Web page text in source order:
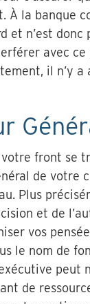
À la banque
et n’est
avec ce
il n’y
front se
de votre
Plus
et de
vos
le nom de
peut
de